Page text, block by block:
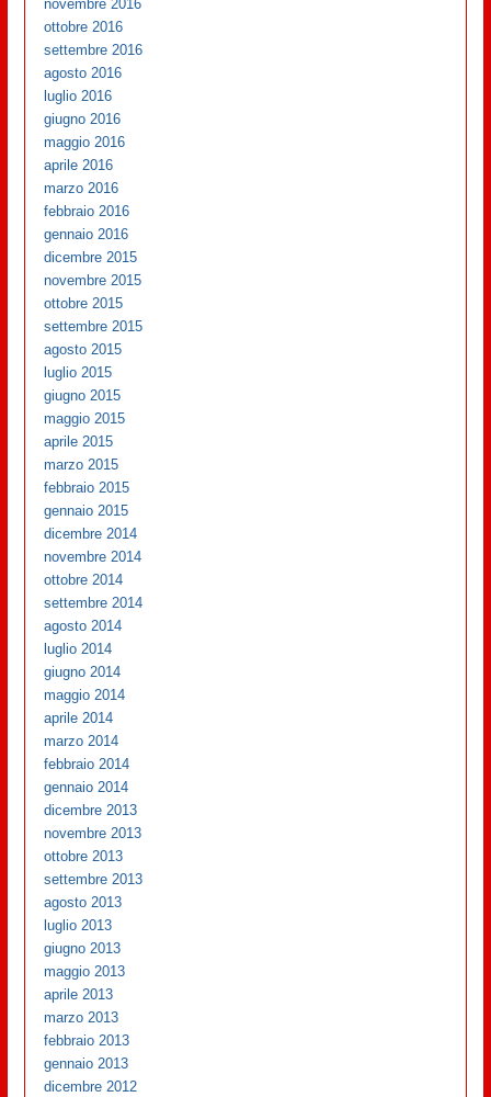
novembre 2016
ottobre 2016
settembre 2016
agosto 2016
luglio 2016
giugno 2016
maggio 2016
aprile 2016
marzo 2016
febbraio 2016
gennaio 2016
dicembre 2015
novembre 2015
ottobre 2015
settembre 2015
agosto 2015
luglio 2015
giugno 2015
maggio 2015
aprile 2015
marzo 2015
febbraio 2015
gennaio 2015
dicembre 2014
novembre 2014
ottobre 2014
settembre 2014
agosto 2014
luglio 2014
giugno 2014
maggio 2014
aprile 2014
marzo 2014
febbraio 2014
gennaio 2014
dicembre 2013
novembre 2013
ottobre 2013
settembre 2013
agosto 2013
luglio 2013
giugno 2013
maggio 2013
aprile 2013
marzo 2013
febbraio 2013
gennaio 2013
dicembre 2012